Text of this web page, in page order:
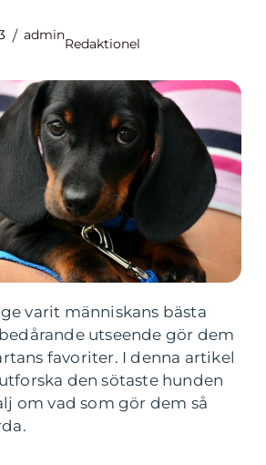
admin
Redaktionel
varit människans bästa
utseende gör dem
favoriter. I denna artikel
den sötaste hunden
om vad som gör dem så